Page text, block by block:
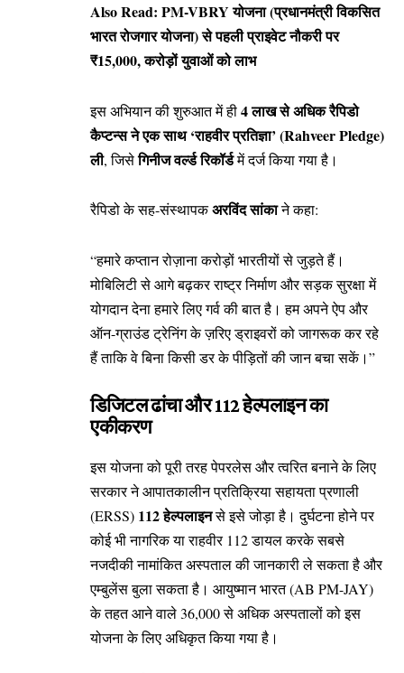
Also Read: PM-VBRY योजना (प्रधानमंत्री विकसित
भारत रोजगार योजना) से पहली प्राइवेट नौकरी पर
₹15,000, करोड़ों युवाओं को लाभ
इस अभियान की शुरुआत में ही4 लाख से अधिक रैपिडो
कैप्टन्स ने एक साथ ‘राहवीर प्रतिज्ञा’ (Rahveer Pledge)
ली, जिसेगिनीज वर्ल्ड रिकॉर्डमें दर्ज किया गया है।
रैपिडो के सह-संस्थापकअरविंद सांकाने कहा:
“हमारे कप्तान रोज़ाना करोड़ों भारतीयों से जुड़ते हैं।
मोबिलिटी से आगे बढ़कर राष्ट्र निर्माण और सड़क सुरक्षा में
योगदान देना हमारे लिए गर्व की बात है। हम अपने ऐप और
ऑन-ग्राउंड ट्रेनिंग के ज़रिए ड्राइवरों को जागरूक कर रहे
हैं ताकि वे बिना किसी डर के पीड़ितों की जान बचा सकें।”
डिजिटल ढांचा और 112 हेल्पलाइन का
एकीकरण
इस योजना को पूरी तरह पेपरलेस और त्वरित बनाने के लिए
सरकार ने आपातकालीन प्रतिक्रिया सहायता प्रणाली
(ERSS) 112 हेल्पलाइनसे इसे जोड़ा है। दुर्घटना होने पर
कोई भी नागरिक या राहवीर 112 डायल करके सबसे
नजदीकी नामांकित अस्पताल की जानकारी ले सकता है और
एम्बुलेंस बुला सकता है। आयुष्मान भारत (AB PM-JAY)
के तहत आने वाले 36,000 से अधिक अस्पतालों को इस
योजना के लिए अधिकृत किया गया है।